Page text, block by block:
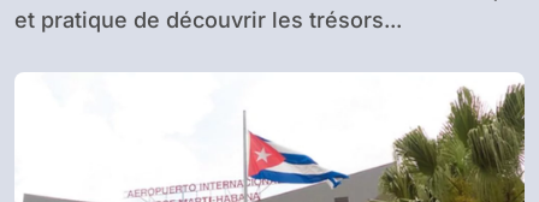
et pratique de découvrir les trésors...